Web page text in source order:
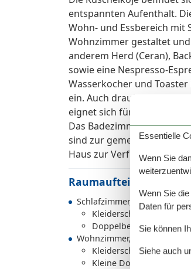
entspannten Aufenthalt.
Wohn- und Essbereich mit
Wohnzimmer gestaltet
anderem Herd (Ceran),
sowie eine Nespresso-
Wasserkocher und
ein. Auch draußen lässt
eignet sich für ruhige
Das Badezimmer verfügt
sind zur
Haus zur Verfügung.
Raumaufteilung
Schlafzimmer, 2 Personen
Kleiderschrank
Doppelbett
Wohnzimmer, 2 Personen
Kleiderschrank
Kleine Doppelcouch
Essentielle
Wenn Sie
Wenn Sie
Daten für
Sie können
Siehe auch